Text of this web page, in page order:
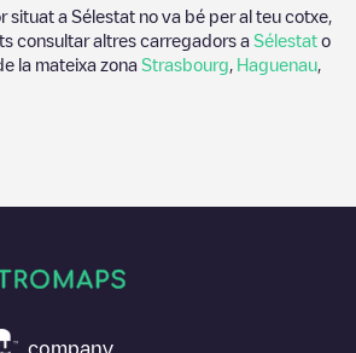
situat a Sélestat no va bé per al teu cotxe,
consultar altres carregadors a Sélestat o
la mateixa zona Strasbourg Haguenau
company